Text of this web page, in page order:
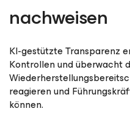
nachweisen
KI-gestützte Transparenz
Kontrollen und überwacht
reagieren und
können.